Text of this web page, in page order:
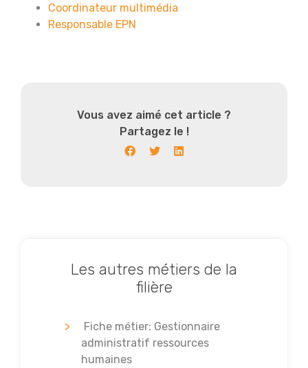
Coordinateur multimédia
Responsable EPN
Vous avez aimé cet article ?
Partagez le !
Les autres métiers de la
filière
Fiche métier: Gestionnaire
administratif ressources
humaines